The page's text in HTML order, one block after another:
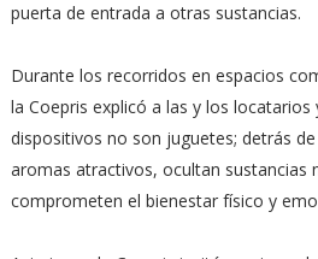
puerta de entrada a otras sustancias.
Durante los recorridos en espacios
la Coepris explicó a las y los
dispositivos no son juguetes; detrás
aromas atractivos, ocultan sustancias
comprometen el bienestar físico y